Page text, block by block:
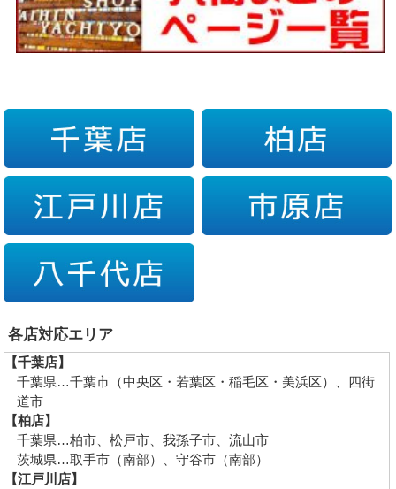
各店対応エリア
【千葉店】
千葉県…千葉市（中央区・若葉区・稲毛区・美浜区）、四街
道市
【柏店】
千葉県…柏市、松戸市、我孫子市、流山市
茨城県…取手市（南部）、守谷市（南部）
【江戸川店】